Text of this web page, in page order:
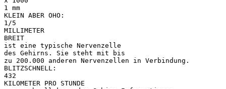
1 mm
KLEIN ABER OHO:
1/5
MILLIMETER
BREIT
ist eine typische Nervenzelle
des Gehirns. Sie steht mit bis
zu 200.000 anderen Nervenzellen in Verbindung.
BLITZSCHNELL:
432
KILOMETER PRO STUNDE